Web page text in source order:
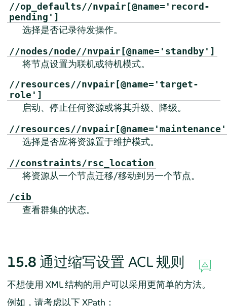
//op_defaults//nvpair[@name='record-
pending']
选择是否记录待发操作。
//nodes/node//nvpair[@name='standby']
将节点设置为联机或待机模式。
//resources//nvpair[@name='target-
role']
启动、停止任何资源或将其升级、降级。
//resources//
选择是否应将资源置于维护模式。
//constraints/rsc_location
将资源从一个节点迁移/移动到另一个节点。
/cib
查看群集的状态。
15.8 通过缩写设置 ACL 规则
不想使用 XML 结构的用户可以采用更简单的方法。
例如，请考虑以下 XPath：